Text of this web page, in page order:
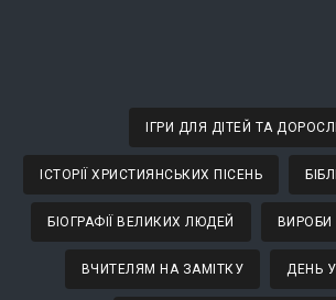
ІГРИ ДЛЯ ДІТЕЙ ТА
ІСТОРІЇ ХРИСТИЯНСЬКИХ ПІСЕНЬ
БІОГРАФІЇ ВЕЛИКИХ ЛЮДЕЙ
ВЧИТЕЛЯМ НА ЗАМІТКУ ДЕНЬ